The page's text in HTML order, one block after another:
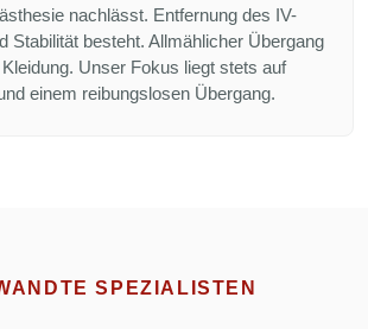
nachlässt. Entfernung des IV-
Stabilität besteht. Allmählicher Übergang
Unser Fokus liegt stets auf
einem reibungslosen Übergang.
SPEZIALISTEN